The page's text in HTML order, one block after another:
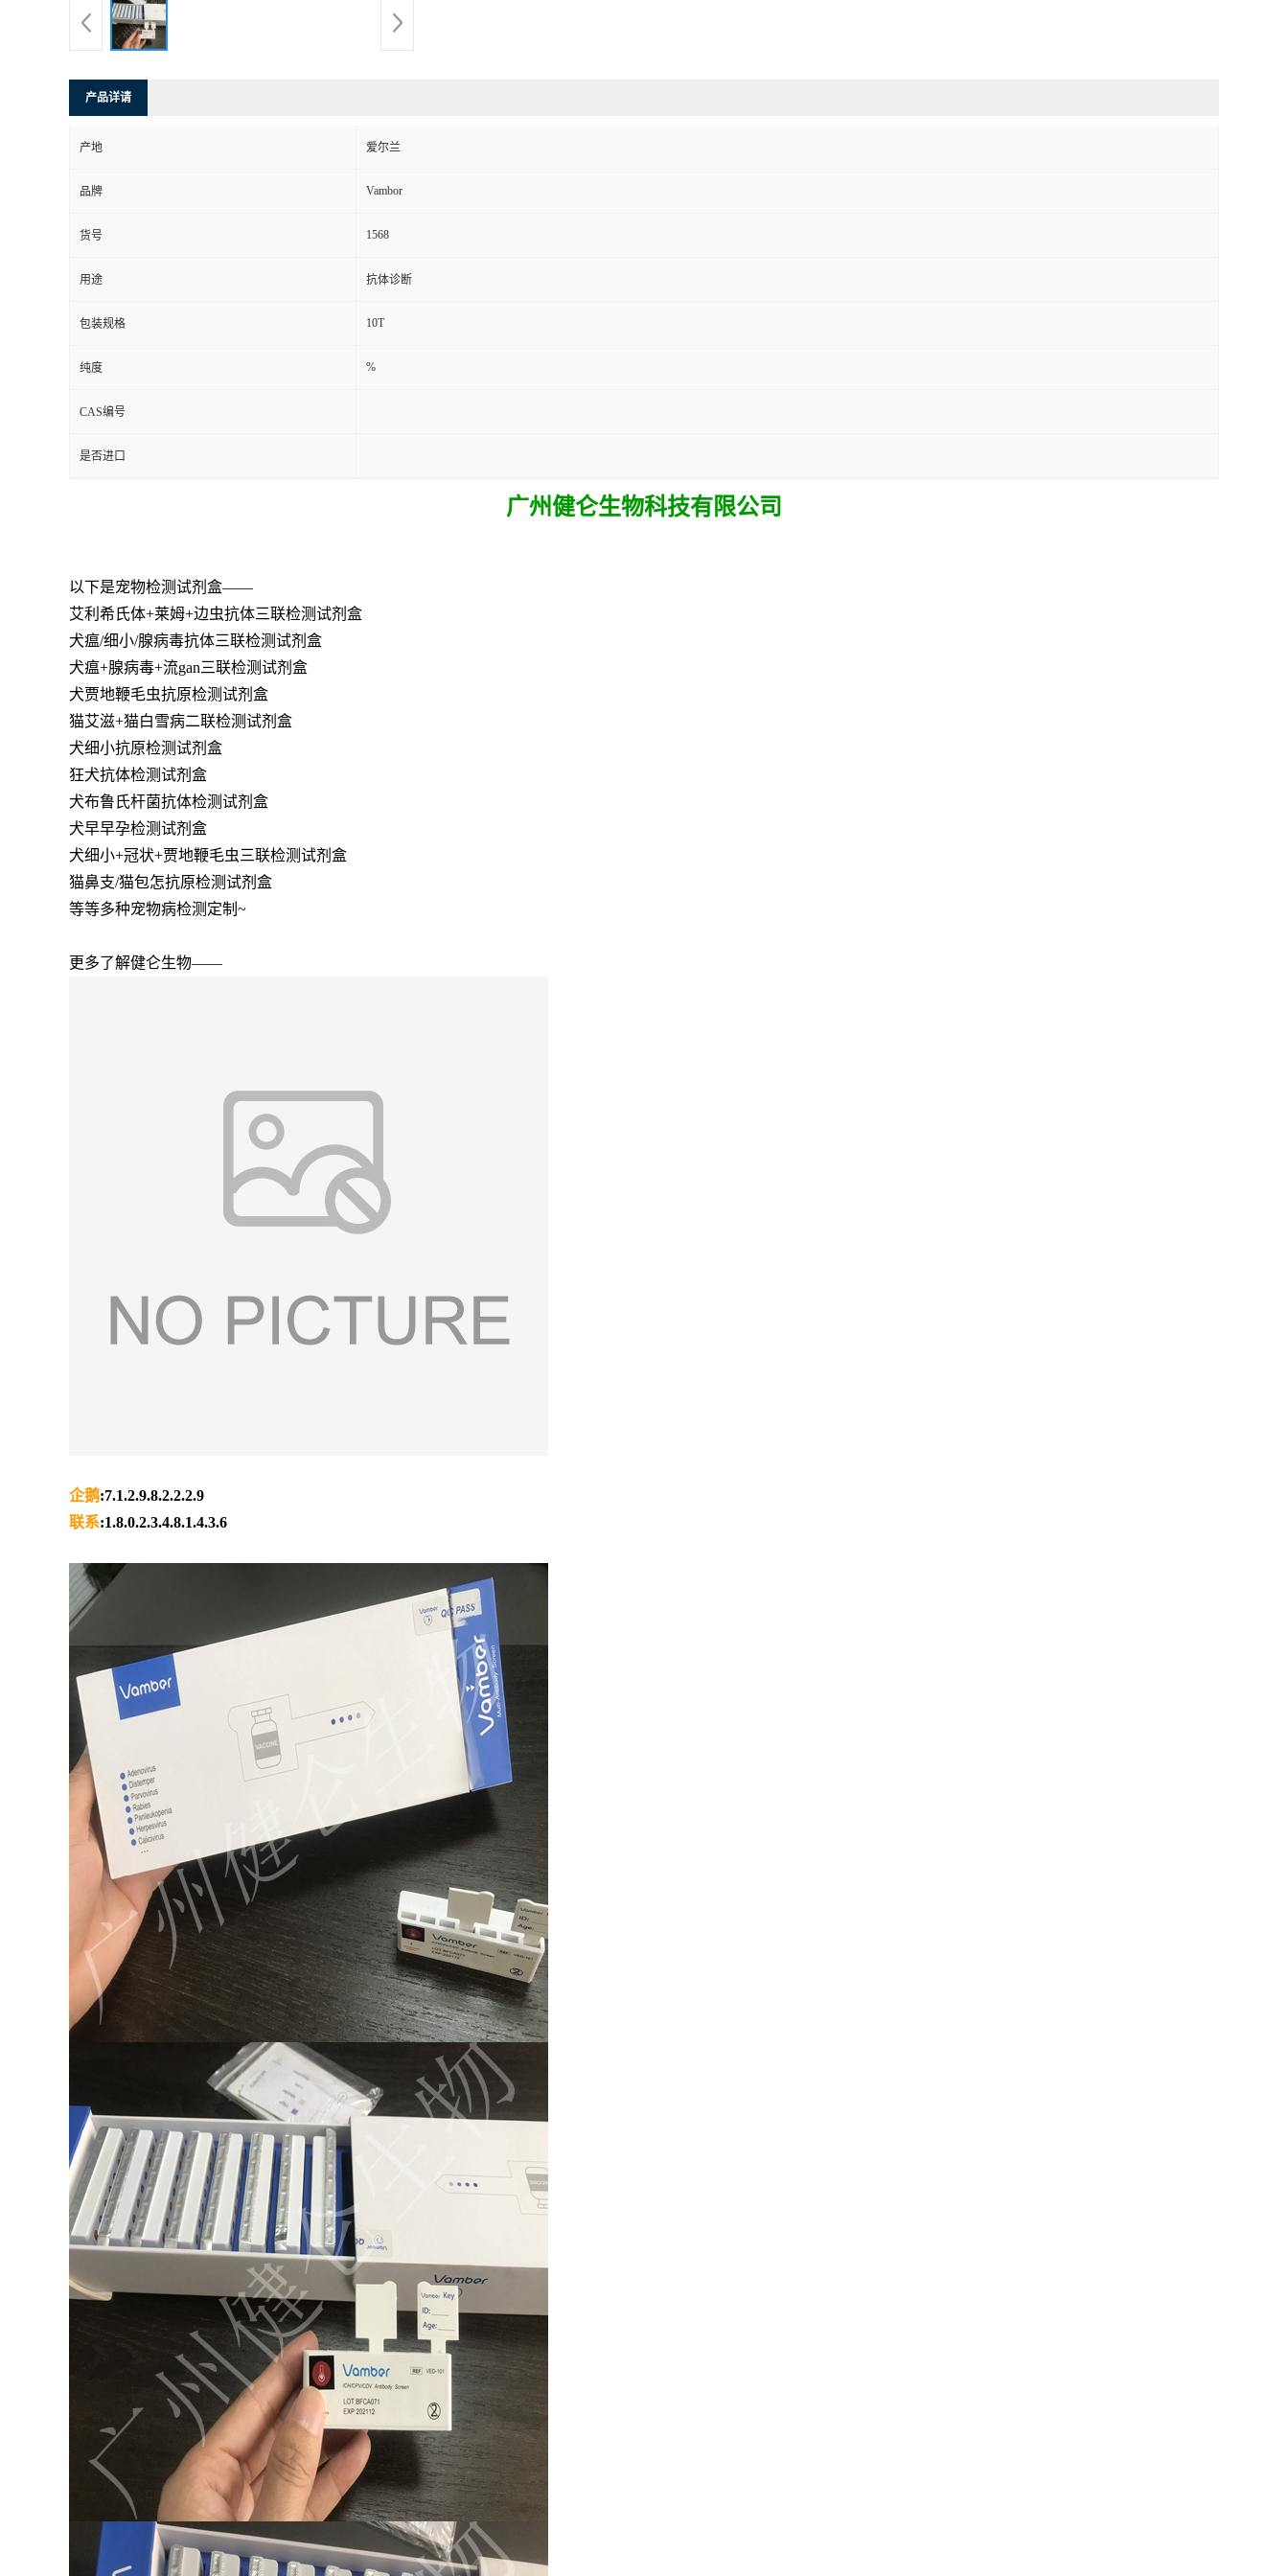
产品详请
产地 爱尔兰
品牌 Vambor
货号 1568
用途 抗体诊断
包装规格 10T
纯度 %
CAS编号
是否进口
广州健仑生物科技有限公司
以下是宠物检测试剂盒——
艾利希氏体+莱姆+边虫抗体三联检测试剂盒
犬瘟/细小/腺病毒抗体三联检测试剂盒
犬瘟+腺病毒+流gan三联检测试剂盒
犬贾地鞭毛虫抗原检测试剂盒
猫艾滋+猫白雪病二联检测试剂盒
犬细小抗原检测试剂盒
狂犬抗体检测试剂盒
犬布鲁氏杆菌抗体检测试剂盒
犬早早孕检测试剂盒
犬细小+冠状+贾地鞭毛虫三联检测试剂盒
猫鼻支/猫包怎抗原检测试剂盒
等等多种宠物病检测定制~
更多了解健仑生物——
企鹅:7.1.2.9.8.2.2.2.9
联系:1.8.0.2.3.4.8.1.4.3.6